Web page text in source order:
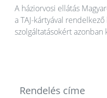
A háziorvosi ellátás
a TAJ-kártyával
szolgáltatásokért
Rendelés címe